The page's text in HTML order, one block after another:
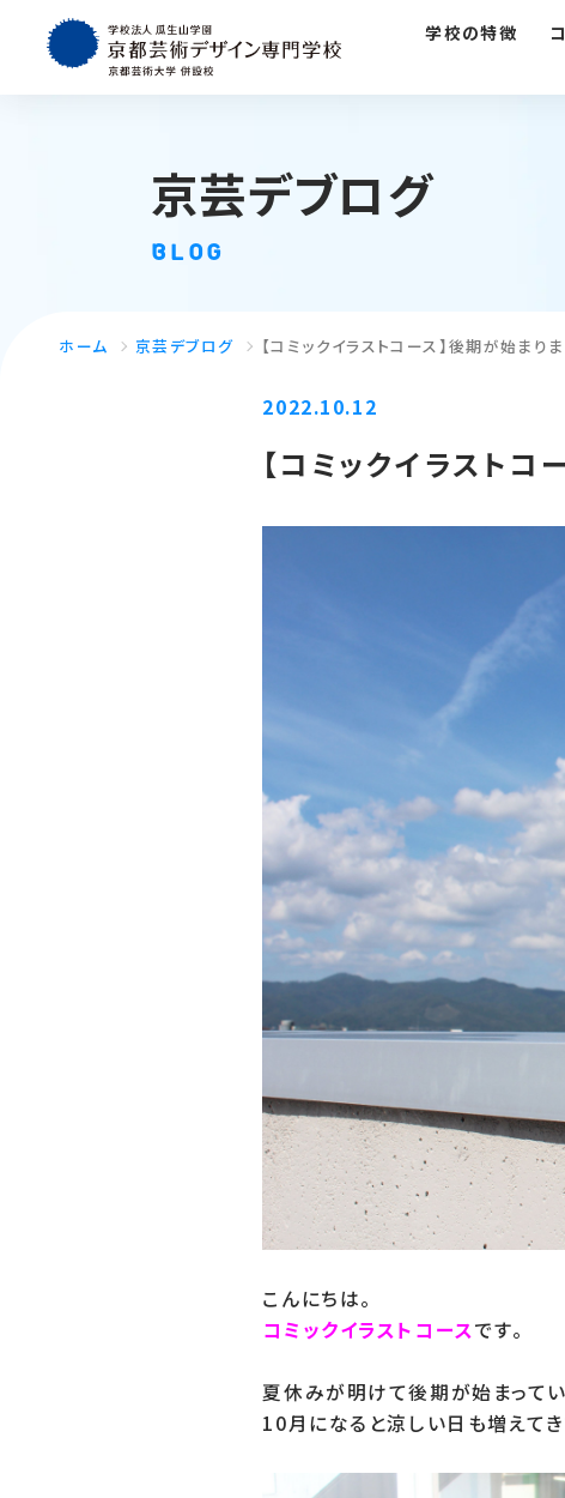
学校の特徴
京芸デブログ
BLOG
ホーム 京芸デブログ 【コミックイラストコース】後期が始まり
2022.10.12
【コミックイラストコ
コミックイラストコースです。
夏休みが明けて後期が始まってい
10月になると涼しい日も増えて